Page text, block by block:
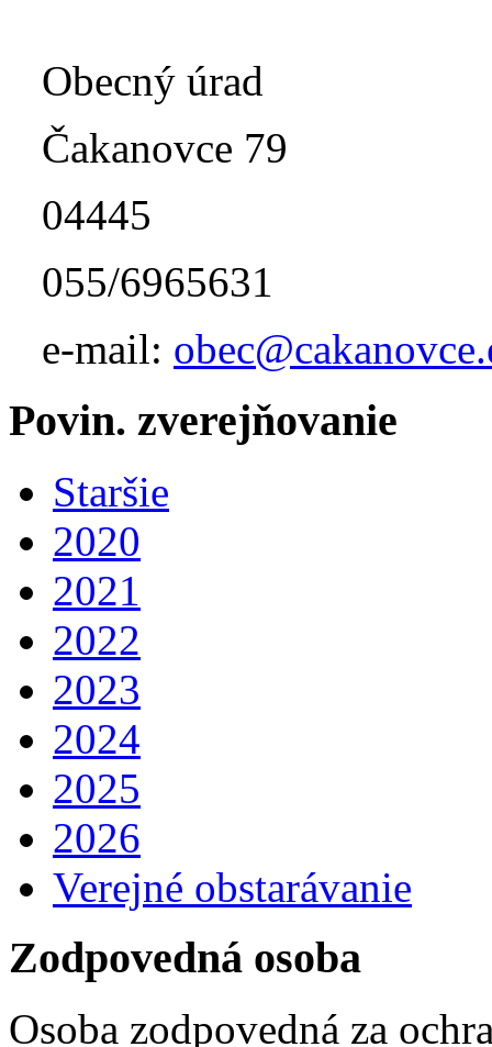
Obecný úrad
Čakanovce 79
04445
055/6965631
e-mail:
Povin. zverejňovanie
Staršie
2020
2021
2022
2023
2024
2025
2026
Verejné obstarávanie
Zodpovedná osoba
Osoba zodpovedná za